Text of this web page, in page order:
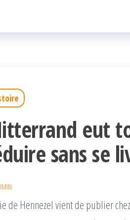
eut
sans se
de Hennezel vient de publier